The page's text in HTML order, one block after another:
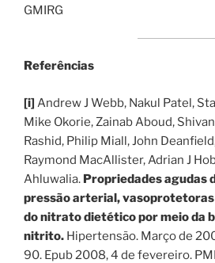
GMIRG
Referências
[i] Andrew J Webb, Nakul Patel,
Mike Okorie, Zainab Aboud,
Rashid, Philip Miall, John
Raymond MacAllister, Adrian J
Ahluwalia. Propriedades agudas
pressão arterial,
do nitrato dietético por meio da
nitrito. Hipertensão. Março de
90. Epub 2008, 4 de fevereiro.